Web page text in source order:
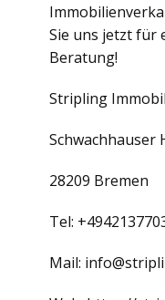
Sie uns jetzt für
Beratung!
Stripling
Schwachhauser
28209 Bremen
Tel:
Mail: